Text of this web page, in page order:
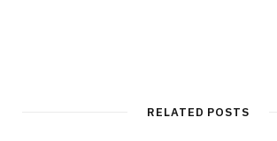
RELATED POSTS